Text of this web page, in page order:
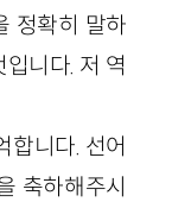
정확히 말하
니다. 저 역
합니다. 선어
축하해주시